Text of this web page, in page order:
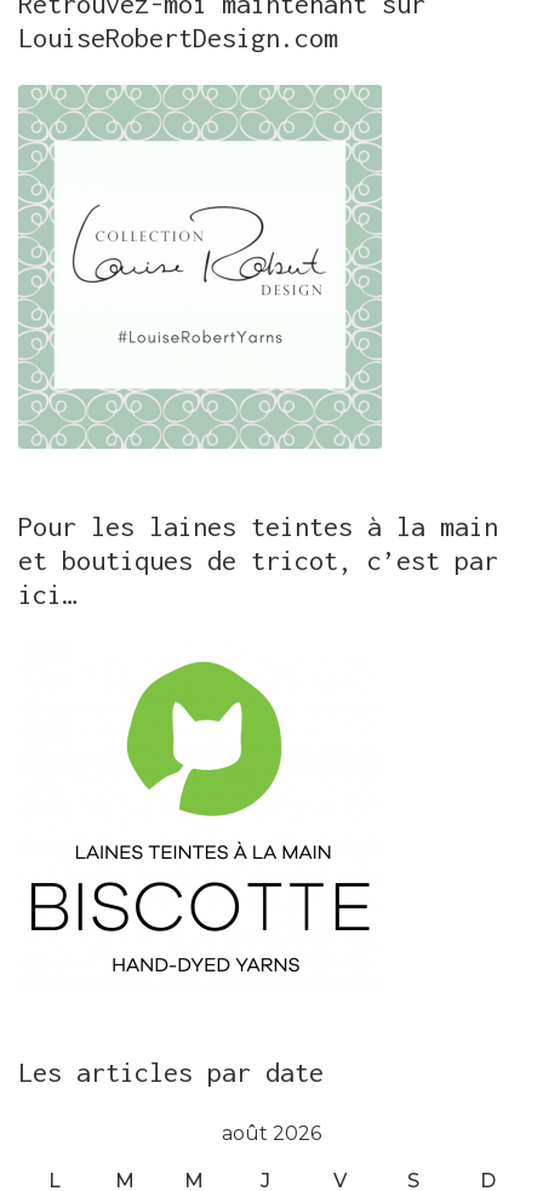
LouiseRobertDesign.com
Pour les laines teintes à la main
et boutiques de tricot, c’est par
ici…
Les articles par date
août 2026
L M M J V S D